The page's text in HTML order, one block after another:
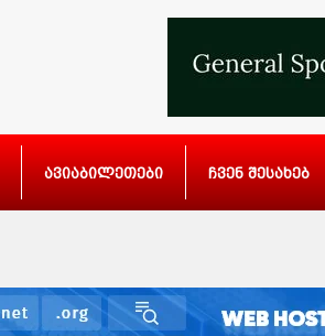
ავიაბილეთები ჩვენ შესახებ